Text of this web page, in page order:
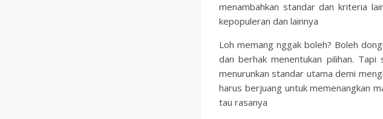
menambahkan standar dan kriteria
kepopuleran dan lainnya
Loh memang nggak boleh? Boleh
dan berhak menentukan pilihan.
menurunkan standar utama demi
harus berjuang untuk memenangkan
tau rasanya